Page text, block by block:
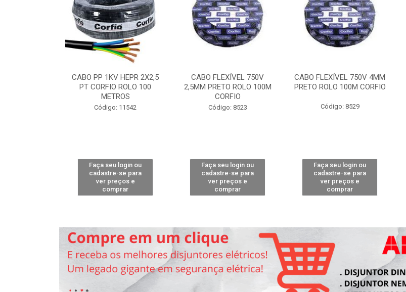
CABO PP 1KV HEPR 2X2,5
PT CORFIO ROLO 100
METROS
Código: 11542
Faça seu login ou
cadastre-se para
ver preços e
comprar
CABO FLEXÍVEL 750V
2,5MM PRETO ROLO 100M
CORFIO
Código: 8523
Faça seu login ou
cadastre-se para
ver preços e
comprar
CABO FLEXÍVEL 750V 4MM
PRETO ROLO 100M CORFIO
Código: 8529
Faça seu login ou
cadastre-se para
ver preços e
comprar